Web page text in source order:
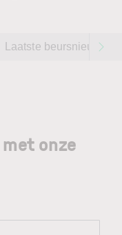
Laatste beursnieuws
onze